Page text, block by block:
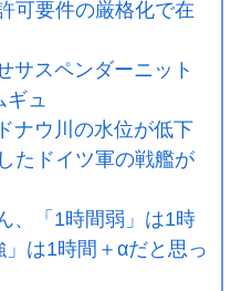
可要件の厳格化で在
サスペンダーニット
ュ
ナウ川の水位が低下
たドイツ軍の戦艦が
、「1時間弱」は1時
は1時間＋αだと思っ